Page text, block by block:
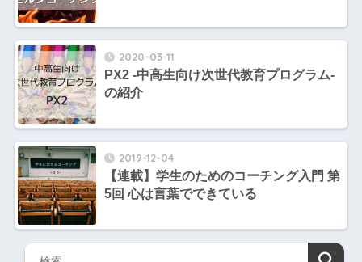
2020-03-11
PX2 -中高生向け次世代教育プログラム-
の紹介
2019-12-04
【連載】学生のためのコーチング入門 第
5回 心は言葉でできている